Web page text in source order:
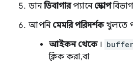
ডানডিবাগারপ্যানে স্কোপ
আপনি মেমরি পরিদর্শকখুলতে
আইকন থেকে। buffer
ক্লিক করা, বা